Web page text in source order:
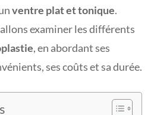
ventre plat et tonique.
examiner les différents
, en abordant ses
ses coûts et sa durée.